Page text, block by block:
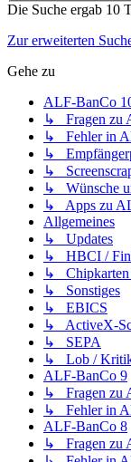
Die Suche ergab 10
Zur erweiterten
Gehe zu
ALF-BanCo
↳ Fragen zu
↳ Fehler in
↳
↳
↳ Wünsche
↳ Apps zu
Allgemeines
↳ Updates
↳ HBCI /
↳ Chipkarten
↳ Sonstiges
↳ EBICS
↳ ActiveX-
↳ SEPA
↳ Lob /
ALF-BanCo 9
↳ Fragen zu
↳ Fehler in
ALF-BanCo 8
↳ Fragen zu